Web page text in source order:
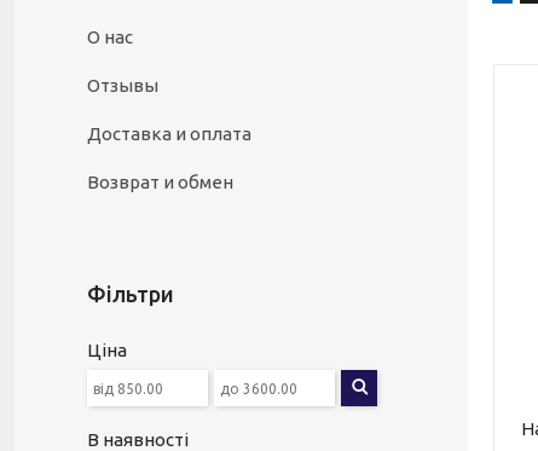
О нас
Отзывы
Доставка и оплата
Возврат и обмен
Фільтри
Ціна
В наявності